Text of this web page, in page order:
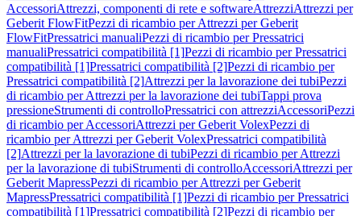
AccessoriAttrezzi, componenti di rete e softwareAttrezziAttrezzi per
Geberit FlowFitPezzi di ricambio per Attrezzi per Geberit
FlowFitPressatrici manualiPezzi di ricambio per Pressatrici
manualiPressatrici compatibilità [1]Pezzi di ricambio per Pressatrici
compatibilità [1]Pressatrici compatibilità [2]Pezzi di ricambio per
Pressatrici compatibilità [2]Attrezzi per la lavorazione dei tubiPezzi
di ricambio per Attrezzi per la lavorazione dei tubiTappi prova
pressioneStrumenti di controlloPressatrici con attrezziAccessoriPezzi
di ricambio per AccessoriAttrezzi per Geberit VolexPezzi di
ricambio per Attrezzi per Geberit VolexPressatrici compatibilità
[2]Attrezzi per la lavorazione di tubiPezzi di ricambio per Attrezzi
per la lavorazione di tubiStrumenti di controlloAccessoriAttrezzi per
Geberit MapressPezzi di ricambio per Attrezzi per Geberit
MapressPressatrici compatibilità [1]Pezzi di ricambio per Pressatrici
compatibilità [1]Pressatrici compatibilità [2]Pezzi di ricambio per